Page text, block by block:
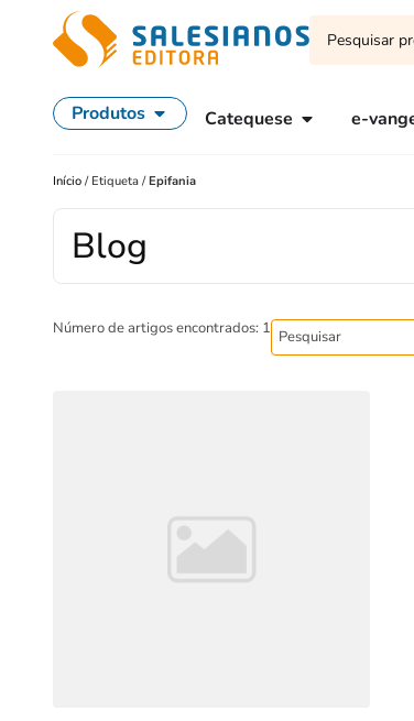
Produtos Catequese e-
Início / Etiqueta /Epifania
Blog
Número de artigos encontrados: 1